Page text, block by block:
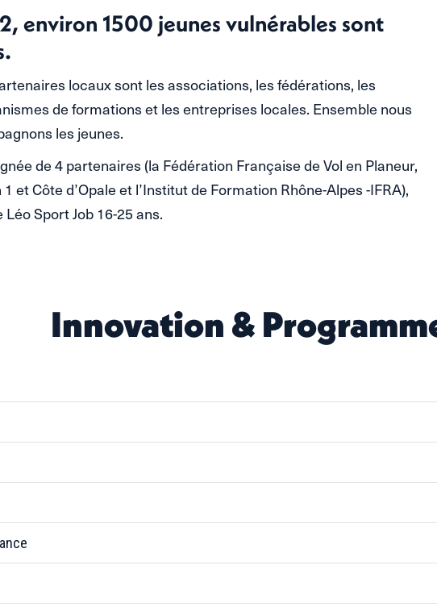
environ 1500 jeunes vulnérables sont
locaux sont les associations, les fédérations, les
de formations et les entreprises locales. Ensemble nous
les jeunes.
de 4 partenaires (la Fédération Française de Vol en Planeur,
et Côte d’Opale et l’Institut de Formation Rhône-Alpes -IFRA),
Sport Job 16-25 ans.
Innovation &